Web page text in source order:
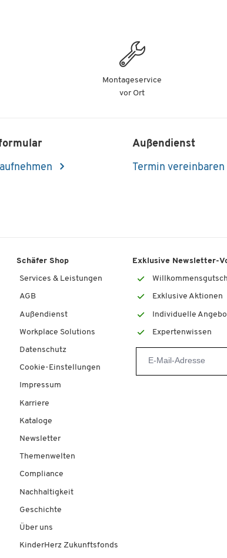
Montageservice
vor Ort
Außendienst
Termin vereinbaren
Schäfer Shop
Services & Leistungen
AGB
Außendienst
Workplace Solutions
Datenschutz
Cookie-Einstellungen
Impressum
Karriere
Kataloge
Newsletter
Themenwelten
Compliance
Nachhaltigkeit
Geschichte
Über uns
KinderHerz Zukunftsfonds
Exklusive Newsletter-
Exklusive Aktionen
Individuelle
Expertenwissen